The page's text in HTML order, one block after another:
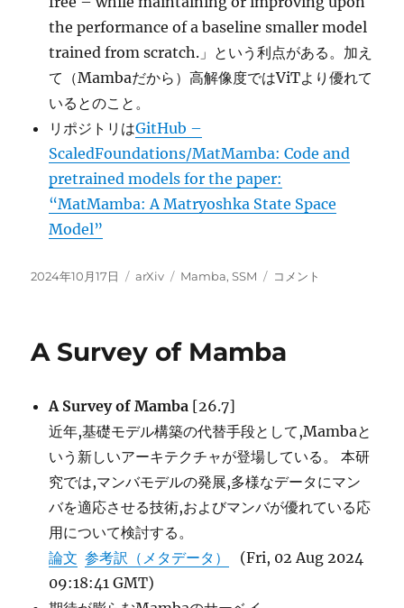
the performance of a baseline smaller model
trained from scratch.」という利点がある。加え
て（Mambaだから）高解像度ではViTより優れて
いるとのこと。
リポジトリはGitHub –
ScaledFoundations/MatMamba: Code and
pretrained models for the paper:
“MatMamba: A Matryoshka State Space
Model”
投
2024年10月17日
カ
ー
arXiv
タ
Mamba,SSM
MatMamba:
Space
コメント
A Survey of Mamba
A Survey of Mamba [26.7]
近年,基礎モデル構築の代替手段として,Mambaと
いう新しいアーキテクチャが登場している。 本研
究では,マンバモデルの発展,多様なデータにマン
バを適応させる技術,およびマンバが優れている応
用について検討する。
論文 参考訳（メタデータ）
(Fri, 02 Aug 2024
09:18:41 GMT)